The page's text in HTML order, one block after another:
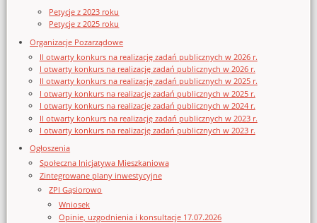
Petycje z 2023 roku
Petycje z 2025 roku
Organizacje Pozarządowe
II otwarty konkurs na realizację zadań publicznych w 2026 r.
I otwarty konkurs na realizację zadań publicznych w 2026 r.
II otwarty konkurs na realizację zadań publicznych w 2025 r.
I otwarty konkurs na realizację zadań publicznych w 2025 r.
I otwarty konkurs na realizację zadań publicznych w 2024 r.
II otwarty konkurs na realizację zadań publicznych w 2023 r.
I otwarty konkurs na realizację zadań publicznych w 2023 r.
Ogłoszenia
Społeczna Inicjatywa Mieszkaniowa
Zintegrowane plany inwestycyjne
ZPI Gąsiorowo
Wniosek
Opinie, uzgodnienia i konsultacje 17.07.2026